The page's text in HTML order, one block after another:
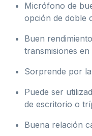
Micrófono de
opción de doble
Buen
transmisiones en
Sorprende por
Puede ser
de escritorio o
Buena relación